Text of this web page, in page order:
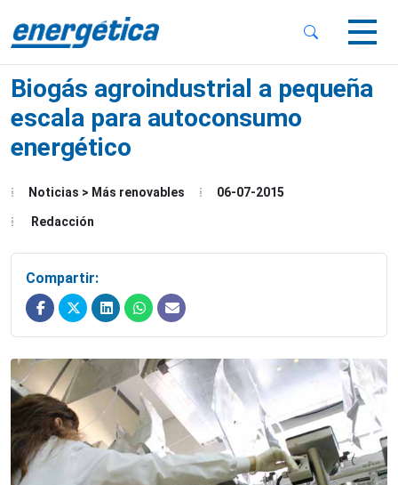
Menu
Biogás agroindustrial a pequeña
escala para autoconsumo
energético
Noticias > Más renovables 06-07-2015
Redacción
Compartir: